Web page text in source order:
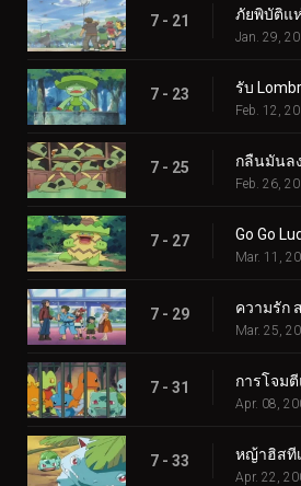
7 - 21
Jan. 29,
7 - 23
Feb. 12,
7 - 25 กลืนมันล
Feb. 26,
7 - 27
Mar. 11,
7 - 29
Mar. 25,
7 - 31
Apr. 08,
7 - 33 หญ้าฮิสทีเ
Apr. 22,